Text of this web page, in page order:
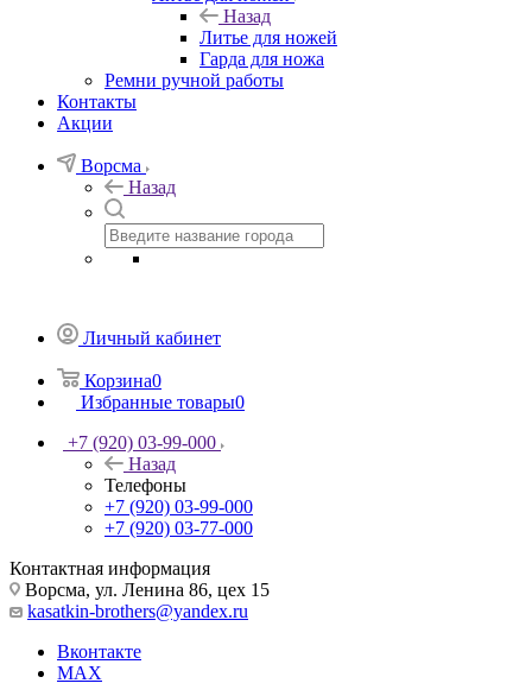
Назад
Литье для ножей
Гарда для ножа
Ремни ручной работы
Контакты
Акции
Ворсма
Назад
Личный кабинет
Корзина0
Избранные товары0
+7 (920) 03-99-000
Назад
Телефоны
+7 (920) 03-99-000
+7 (920) 03-77-000
Контактная информация
Ворсма, ул. Ленина 86, цех 15
kasatkin-brothers@yandex.ru
Вконтакте
MAX